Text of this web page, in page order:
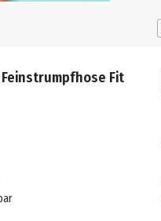
Feinstrumpfhose Fit